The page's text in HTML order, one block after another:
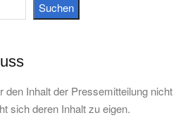
Suchen
Inhalt der Pressemitteilung nicht
sich deren Inhalt zu eigen.